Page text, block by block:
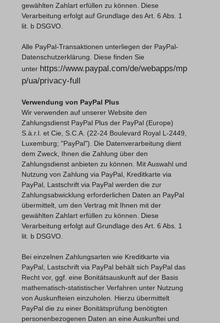
gewählten Zahlart erfüllen zu können. Diese
Verarbeitung erfolgt auf Grundlage des Art. 6 Abs. 1
lit. b DSGVO.
Alle PayPal-Transaktionen unterliegen der PayPal-
Datenschutzerklärung. Diese finden Sie
unter https://www.paypal.com/de/webapps/mp
p/ua/privacy-full
Verwendung von PayPal Plus
Wir verwenden auf unserer Website den
Zahlungsdienst PayPal Plus der PayPal (Europe)
S.à.r.l. et Cie, S.C.A. (22-24 Boulevard Royal L-2449,
Luxemburg; "PayPal"). Die Datenverarbeitung dient
dem Zweck, Ihnen die Zahlung über den
Zahlungsdienst anbieten zu können. Mit Auswahl und
Nutzung von Zahlung via PayPal, Kreditkarte via
PayPal, Lastschrift via PayPal werden die zur
Zahlungsabwicklung erforderlichen Daten an PayPal
übermittelt, um den Vertrag mit Ihnen mit der
gewählten Zahlart erfüllen zu können. Diese
Verarbeitung erfolgt auf Grundlage des Art. 6 Abs. 1
lit. b DSGVO.
Bei einzelnen Zahlungsarten wie Kreditkarte via
PayPal, Lastschrift via PayPal behält sich PayPal das
Recht vor, ggf. eine Bonitätsauskunft auf der Basis
mathematisch-statistischer Verfahren unter Nutzung
von Auskunfteien einzuholen. Hierzu übermittelt
PayPal die zu einer Bonitätsprüfung benötigten
personenbezogenen Daten an eine Auskunftei und